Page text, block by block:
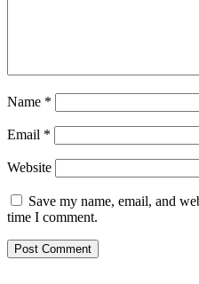
Name *
Email *
Website
Save my name, email, and
time I comment.